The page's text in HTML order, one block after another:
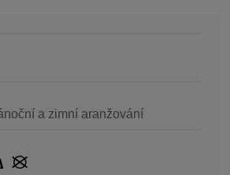
a zimní aranžování